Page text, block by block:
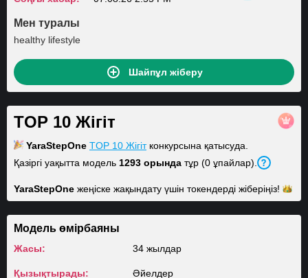
Мен туралы
healthy lifestyle
Шайпұл жіберу
TOP 10 Жігіт
YaraStepOne TOP 10 Жігітконкурсына қатысуда.
Қазіргі уақытта модель 1293 орында тұр (0 ұпайлар).
YaraStepOne жеңіске жақындату үшін токендерді жіберіңіз!
Модель өмірбаяны
Жасы: 34 жылдар
Қызықтырады: Әйелдер